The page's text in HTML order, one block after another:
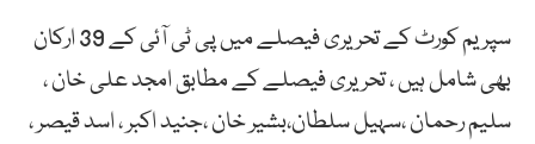
سپریم کورٹ کے تحریری فیصلے میں پی ٹی آئی کے 39 ارکان
بھی شامل ہیں ، تحریری فیصلے کے مطابق امجد علی خان ،
سلیم رحمان ،سہیل سلطان،بشیر خان ،جنید اکبر ، اسد قیصر ،